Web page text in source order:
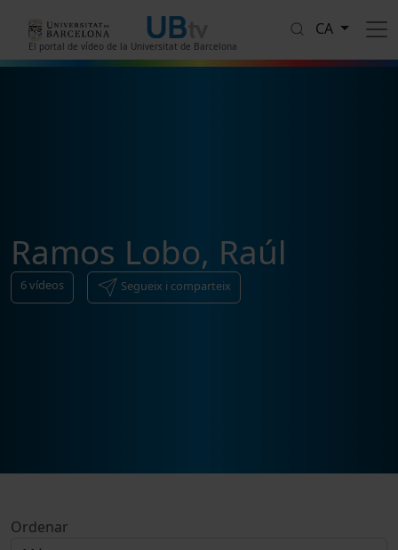
El portal de vídeo de la Universitat de Barcelona
CA
Ramos Lobo, Raúl
6vídeos Segueix i comparteix
Ordenar